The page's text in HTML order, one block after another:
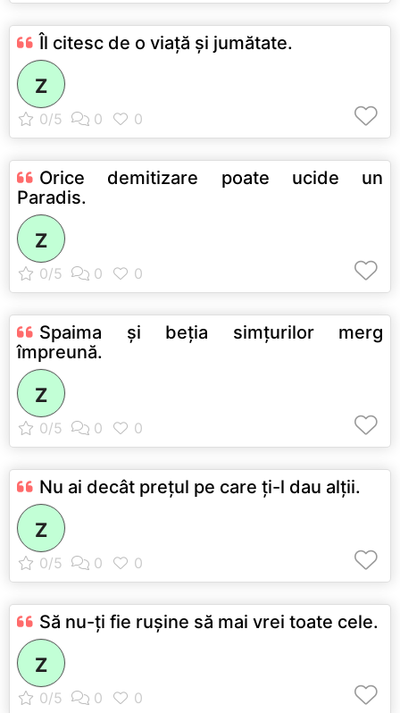
Îl citesc de o viaţă şi jumătate.
Z
Orice demitizare poate ucide un
Paradis.
Z
Spaima şi beţia simţurilor merg
împreună.
Z
Nu ai decât preţul pe care ţi-l dau alţii.
Z
Să nu-ţi fie ruşine să mai vrei toate cele.
Z